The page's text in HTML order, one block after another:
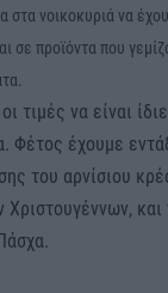
στα νοικοκυριά να
σε προϊόντα που
τιμές να είναι
Φέτος έχουμε
του αρνίσιου
και